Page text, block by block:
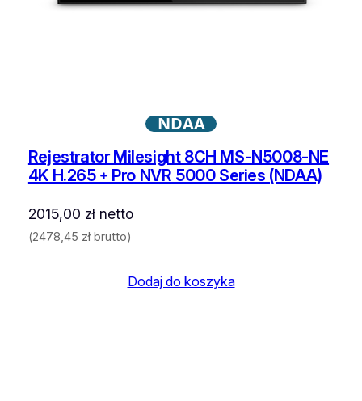
NDAA
Rejestrator Milesight 8CH MS-N5008-NE
4K H.265﹢Pro NVR 5000 Series (NDAA)
2015,00 złnetto
(2478,45 złbrutto)
Dodaj do koszyka